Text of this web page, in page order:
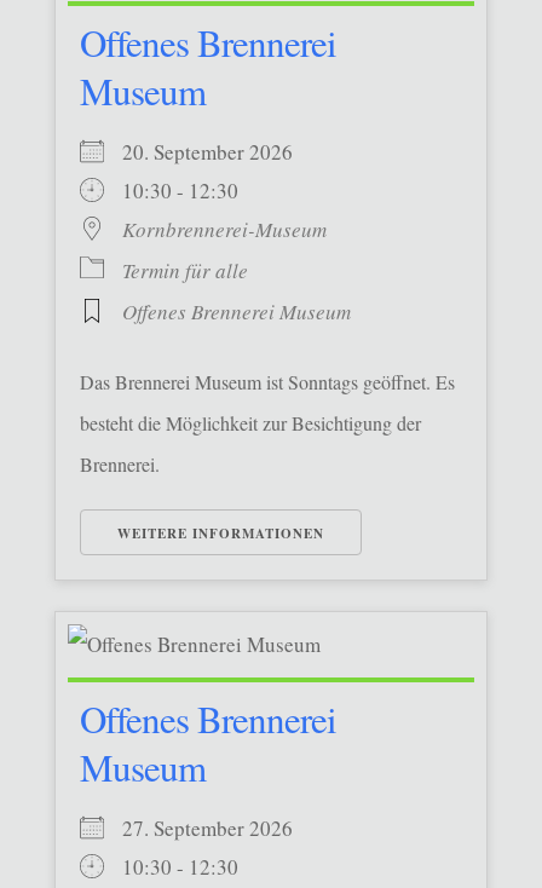
Offenes Brennerei
Museum
20. September 2026
10:30 - 12:30
Kornbrennerei-Museum
Termin für alle
Offenes Brennerei Museum
Das Brennerei Museum ist Sonntags geöffnet. Es
besteht die Möglichkeit zur Besichtigung der
Brennerei.
WEITERE INFORMATIONEN
Offenes Brennerei
Museum
27. September 2026
10:30 - 12:30